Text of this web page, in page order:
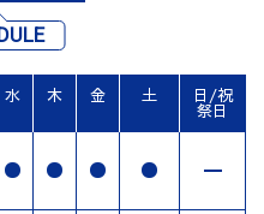
水 木 金 土 日/祝
祭日